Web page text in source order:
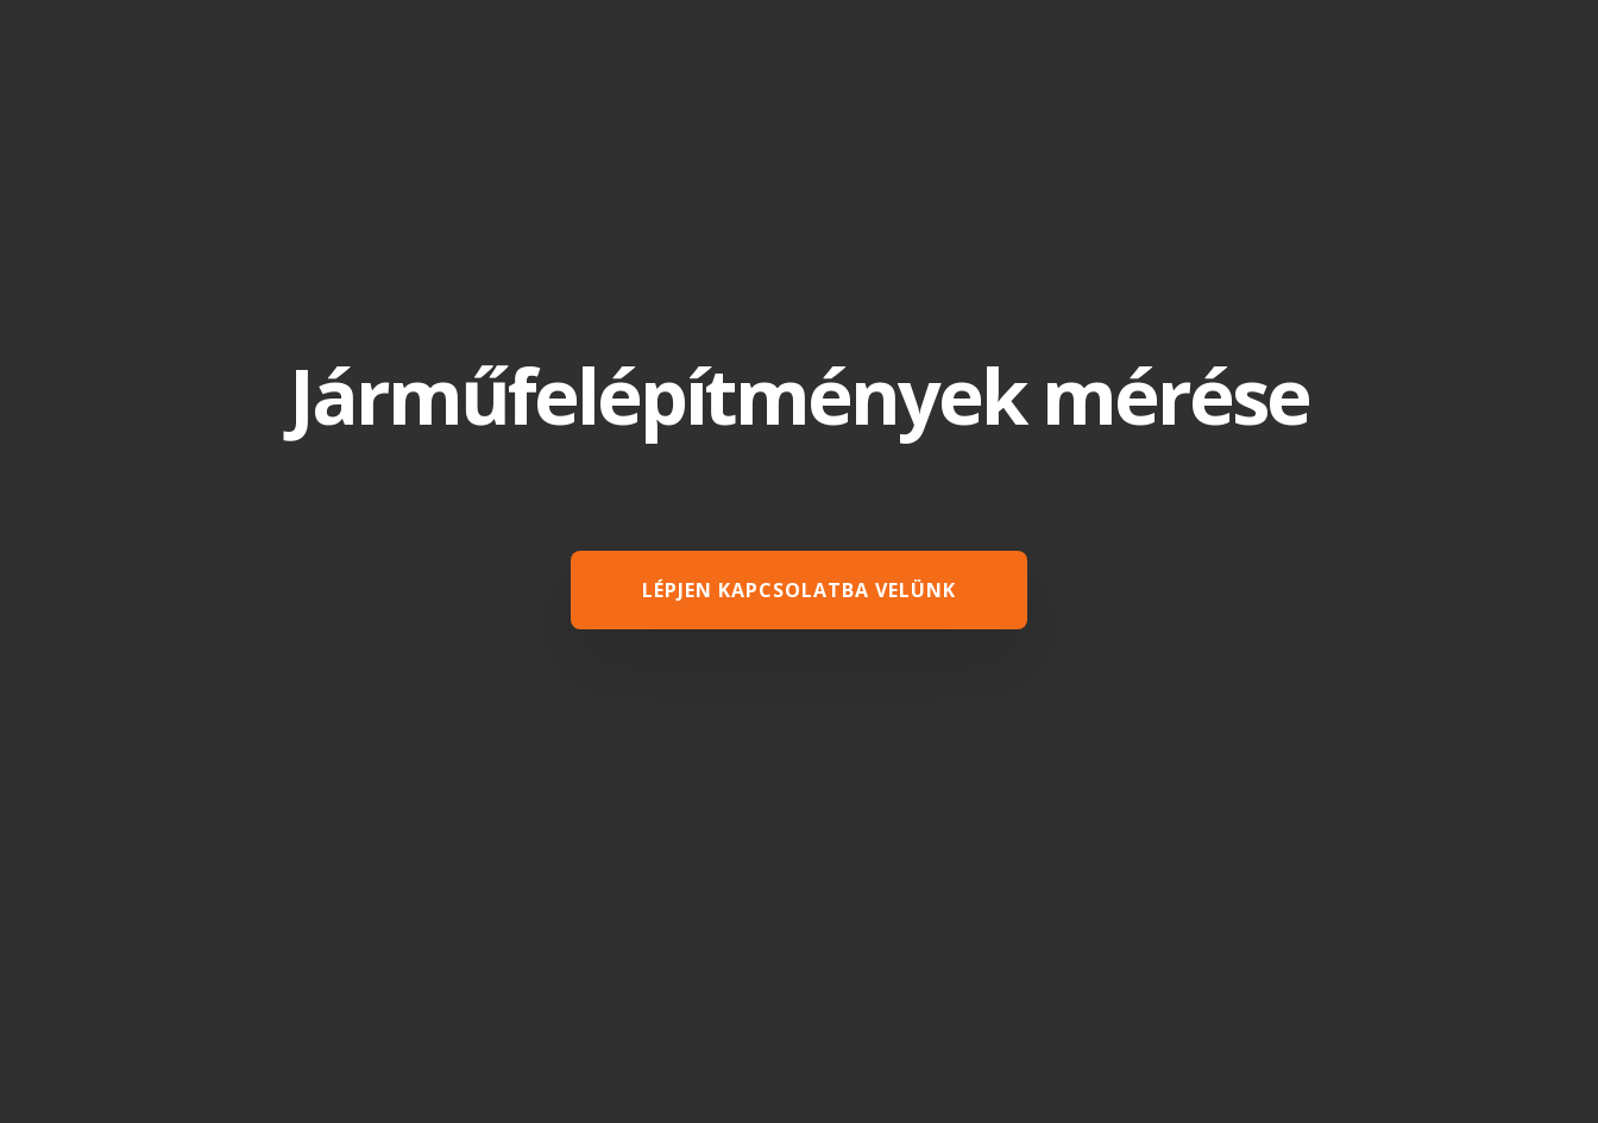
Járműfelépítmények mérése
LÉPJEN KAPCSOLATBA VELÜNK